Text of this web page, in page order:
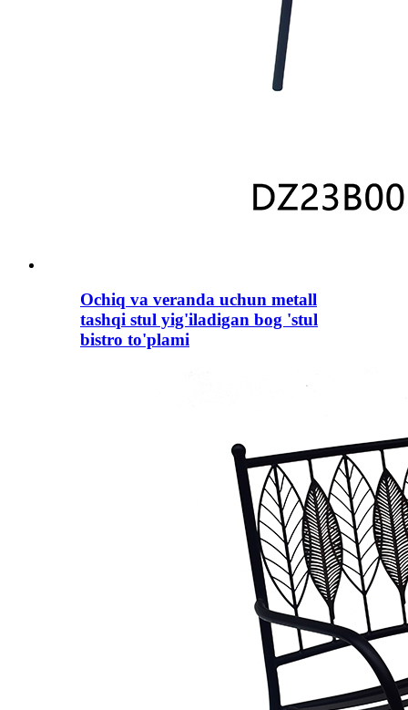
Ochiq va veranda uchun metall
tashqi stul yig'iladigan bog 'stul
bistro to'plami